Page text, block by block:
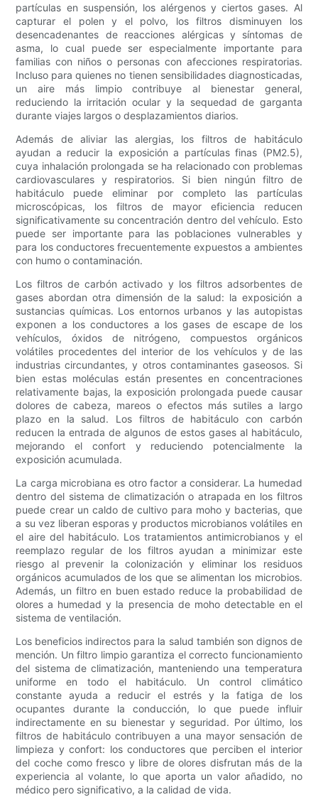
partículas en suspensión, los alérgenos y ciertos gases. Al
capturar el polen y el polvo, los filtros disminuyen los
desencadenantes de reacciones alérgicas y síntomas de
asma, lo cual puede ser especialmente importante para
familias con niños o personas con afecciones respiratorias.
Incluso para quienes no tienen sensibilidades diagnosticadas,
un aire más limpio contribuye al bienestar general,
reduciendo la irritación ocular y la sequedad de garganta
durante viajes largos o desplazamientos diarios.
Además de aliviar las alergias, los filtros de habitáculo
ayudan a reducir la exposición a partículas finas (PM2.5),
cuya inhalación prolongada se ha relacionado con problemas
cardiovasculares y respiratorios. Si bien ningún filtro de
habitáculo puede eliminar por completo las partículas
microscópicas, los filtros de mayor eficiencia reducen
significativamente su concentración dentro del vehículo. Esto
puede ser importante para las poblaciones vulnerables y
para los conductores frecuentemente expuestos a ambientes
con humo o contaminación.
Los filtros de carbón activado y los filtros adsorbentes de
gases abordan otra dimensión de la salud: la exposición a
sustancias químicas. Los entornos urbanos y las autopistas
exponen a los conductores a los gases de escape de los
vehículos, óxidos de nitrógeno, compuestos orgánicos
volátiles procedentes del interior de los vehículos y de las
industrias circundantes, y otros contaminantes gaseosos. Si
bien estas moléculas están presentes en concentraciones
relativamente bajas, la exposición prolongada puede causar
dolores de cabeza, mareos o efectos más sutiles a largo
plazo en la salud. Los filtros de habitáculo con carbón
reducen la entrada de algunos de estos gases al habitáculo,
mejorando el confort y reduciendo potencialmente la
exposición acumulada.
La carga microbiana es otro factor a considerar. La humedad
dentro del sistema de climatización o atrapada en los filtros
puede crear un caldo de cultivo para moho y bacterias, que
a su vez liberan esporas y productos microbianos volátiles en
el aire del habitáculo. Los tratamientos antimicrobianos y el
reemplazo regular de los filtros ayudan a minimizar este
riesgo al prevenir la colonización y eliminar los residuos
orgánicos acumulados de los que se alimentan los microbios.
Además, un filtro en buen estado reduce la probabilidad de
olores a humedad y la presencia de moho detectable en el
sistema de ventilación.
Los beneficios indirectos para la salud también son dignos de
mención. Un filtro limpio garantiza el correcto funcionamiento
del sistema de climatización, manteniendo una temperatura
uniforme en todo el habitáculo. Un control climático
constante ayuda a reducir el estrés y la fatiga de los
ocupantes durante la conducción, lo que puede influir
indirectamente en su bienestar y seguridad. Por último, los
filtros de habitáculo contribuyen a una mayor sensación de
limpieza y confort: los conductores que perciben el interior
del coche como fresco y libre de olores disfrutan más de la
experiencia al volante, lo que aporta un valor añadido, no
médico pero significativo, a la calidad de vida.